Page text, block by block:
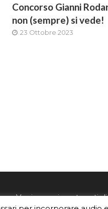
Concorso Gianni
non (sempre) si vede!
23 Ottobre 2023
Vuoi usare i contenuti